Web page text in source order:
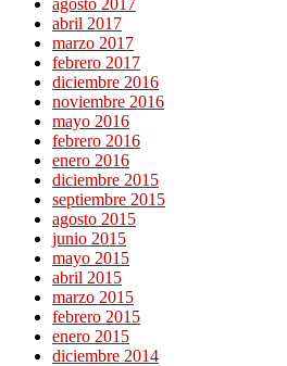
abril 2017
marzo 2017
febrero 2017
diciembre 2016
noviembre 2016
mayo 2016
febrero 2016
enero 2016
diciembre 2015
septiembre 2015
agosto 2015
junio 2015
mayo 2015
abril 2015
marzo 2015
febrero 2015
enero 2015
diciembre 2014